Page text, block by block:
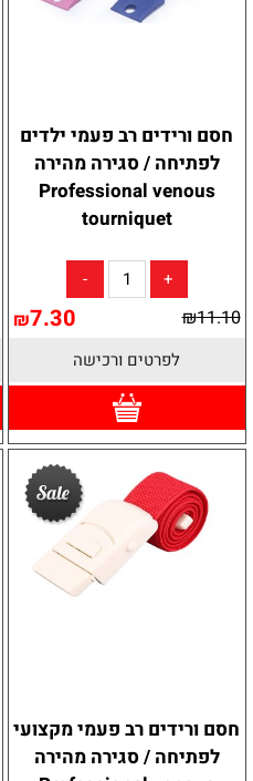
חסם ורידים רב פעמי ילדים
לפתיחה / סגירה מהירה
Professional venous
tourniquet
₪11.10
₪7.30
לפרטים ורכישה
חסם ורידים רב פעמי מקצועי
לפתיחה / סגירה מהירה